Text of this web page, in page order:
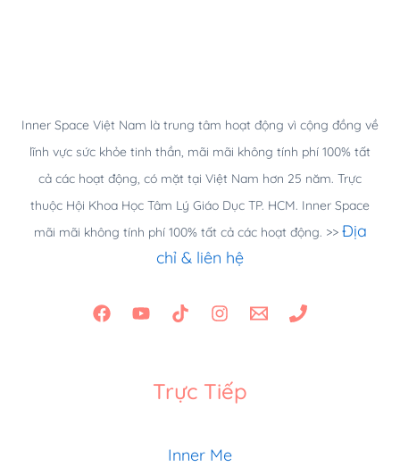
Inner Space Việt Nam là trung tâm hoạt động vì cộng đồng về
lĩnh vực sức khỏe tinh thần, mãi mãi không tính phí 100% tất
cả các hoạt động, có mặt tại Việt Nam hơn 25 năm. Trực
thuộc Hội Khoa Học Tâm Lý Giáo Dục TP. HCM. Inner Space
mãi mãi không tính phí 100% tất cả các hoạt động. >> Địa
chỉ & liên hệ
Trực Tiếp
Inner Me